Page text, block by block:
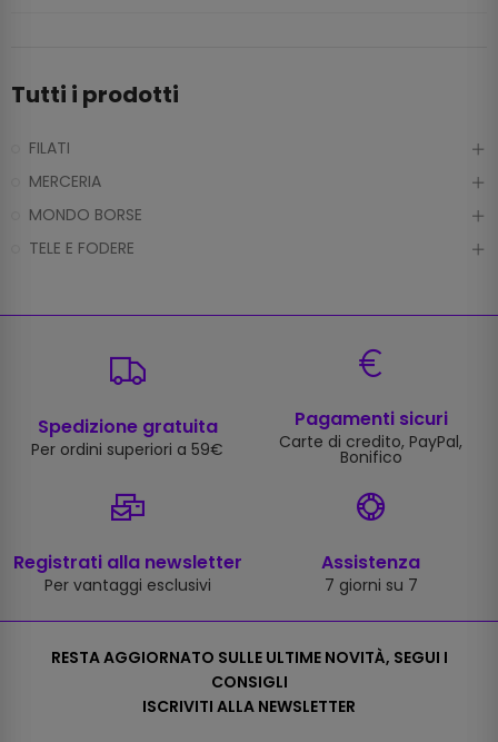
Tutti i prodotti
FILATI
MERCERIA
MONDO BORSE
TELE E FODERE
Spedizione gratuita
Per ordini superiori a 59€
Pagamenti sicuri
Carte di credito, PayPal,
Bonifico
Registrati alla newsletter
Per vantaggi esclusivi
Assistenza
7 giorni su 7
RESTA AGGIORNATO SULLE ULTIME NOVITÀ, SEGUI I
CONSIGLI
ISCRIVITI ALLA NEWSLETTER